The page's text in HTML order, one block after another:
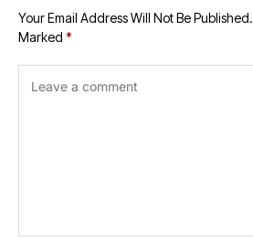
Your Email Address Will Not Be Published.
Marked *